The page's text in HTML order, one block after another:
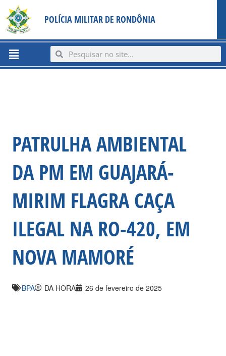
content
para
conteúdo
POLÍCIA MILITAR DE RONDÔNIA
Menu SearchSearch
PATRULHA AMBIENTAL
DA PM EM GUAJARÁ-
MIRIM FLAGRA CAÇA
ILEGAL NA RO-420, EM
NOVA MAMORÉ
BPA DA HORA 26 de fevereiro de 2025